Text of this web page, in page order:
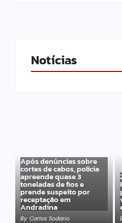
Notícias
Após denúncias sobre
cortes de cabos, polícia
apreende quase 3
toneladas de fios e
prende suspeito por
receptação em
Andradina
By Carlos Sodario